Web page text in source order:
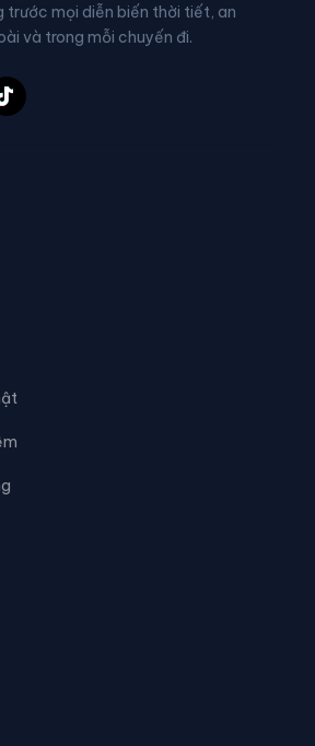
Xã Cẩm Vân
trước mọi diễn biến thời tiết, an
và trong mỗi chuyến đi.